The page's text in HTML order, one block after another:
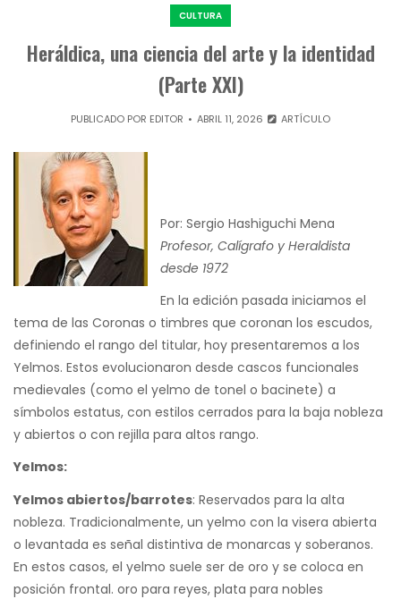
CULTURA
Heráldica, una ciencia del arte y la identidad
(Parte XXI)
PUBLICADO POR EDITOR ABRIL 11, 2026 ARTÍCULO
Por: Sergio Hashiguchi Mena
Profesor, Calígrafo y Heraldista
desde 1972
En la edición pasada iniciamos el
tema de las Coronas o timbres que coronan los escudos,
definiendo el rango del titular, hoy presentaremos a los
Yelmos. Estos evolucionaron desde cascos funcionales
medievales (como el yelmo de tonel o bacinete) a
símbolos estatus, con estilos cerrados para la baja nobleza
y abiertos o con rejilla para altos rango.
Yelmos:
Yelmos abiertos/barrotes: Reservados para la alta
nobleza. Tradicionalmente, un yelmo con la visera abierta
o levantada es señal distintiva de monarcas y soberanos.
En estos casos, el yelmo suele ser de oro y se coloca en
posición frontal. oro para reyes, plata para nobles